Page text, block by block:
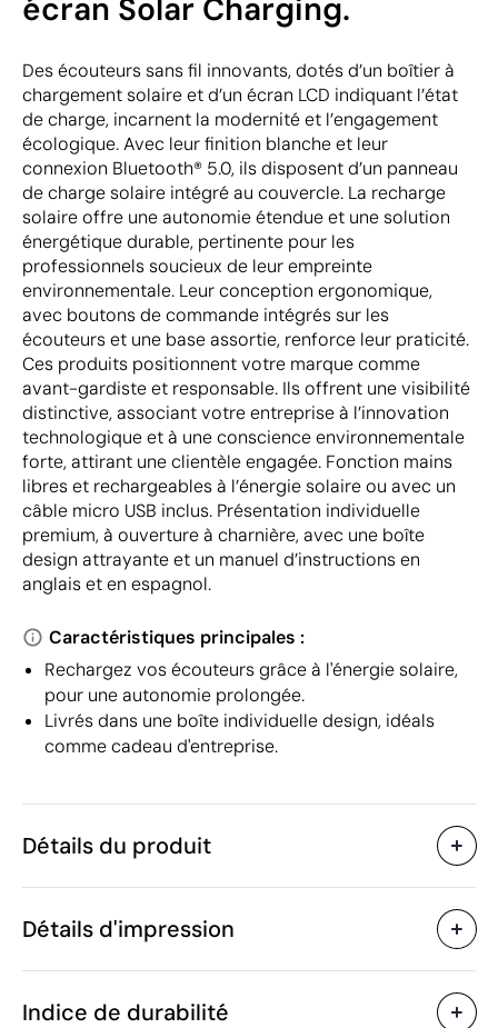
écran Solar Charging.
Des écouteurs sans fil innovants, dotés d’un boîtier à
chargement solaire et d’un écran LCD indiquant l’état
de charge, incarnent la modernité et l’engagement
écologique. Avec leur finition blanche et leur
connexion Bluetooth® 5.0, ils disposent d’un panneau
de charge solaire intégré au couvercle. La recharge
solaire offre une autonomie étendue et une solution
énergétique durable, pertinente pour les
professionnels soucieux de leur empreinte
environnementale. Leur conception ergonomique,
avec boutons de commande intégrés sur les
écouteurs et une base assortie, renforce leur praticité.
Ces produits positionnent votre marque comme
avant-gardiste et responsable. Ils offrent une visibilité
distinctive, associant votre entreprise à l’innovation
technologique et à une conscience environnementale
forte, attirant une clientèle engagée. Fonction mains
libres et rechargeables à l’énergie solaire ou avec un
câble micro USB inclus. Présentation individuelle
premium, à ouverture à charnière, avec une boîte
design attrayante et un manuel d’instructions en
anglais et en espagnol.
Caractéristiques principales :
Rechargez vos écouteurs grâce à l'énergie solaire,
pour une autonomie prolongée.
Livrés dans une boîte individuelle design, idéals
comme cadeau d'entreprise.
Détails du produit
Caractéristiques
Code du produit
Poids
Détails d'impression
Indice de durabilité